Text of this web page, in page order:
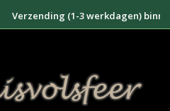
Verzending (1-3 werkdagen) binnen